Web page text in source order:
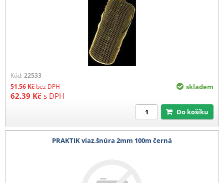
Kód: 22533
51.56 Kč bez DPH
62.39 Kč s DPH
skladem
Do košíku
PRAKTIK viaz.šnúra 2mm 100m černá